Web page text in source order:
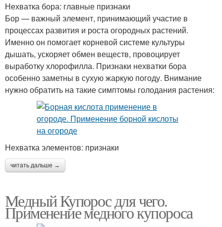
Нехватка бора: главные признаки
Бор — важный элемент, принимающий участие в
процессах развития и роста огородных растений.
Именно он помогает корневой системе культуры
дышать, ускоряет обмен веществ, провоцирует
выработку хлорофилла. Признаки нехватки бора
особенно заметны в сухую жаркую погоду. Внимание
нужно обратить на такие симптомы голодания растения:
Нехватка элементов: признаки
читать дальше →
Медный Купорос для чего.
Применение медного купороса